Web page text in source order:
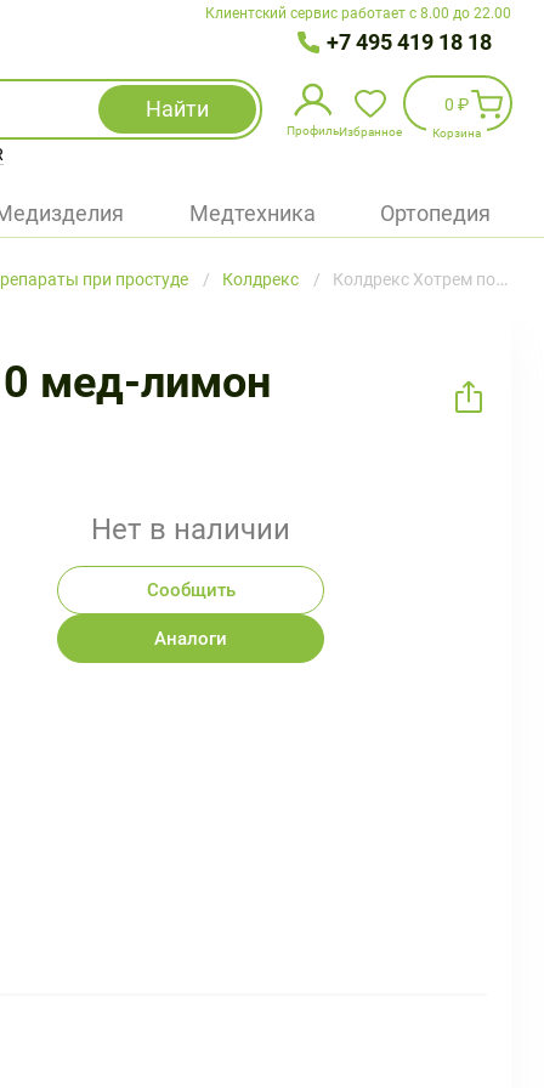
Клиентский сервис работает с 8.00 до 22.00
+7 495 419 18 18
Найти
Наборы
Профиль
Избранное
Войти
Избранное
0 ₽
Корзина
Медтехника Ортопедия
при простуде Колдрекс Колдрекс Хотрем порошок д/р-ра д/внутр пак №10 мед-лимон
мед-лимон
Нет в наличии
Сообщить
Аналоги